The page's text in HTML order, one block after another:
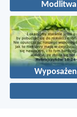
Modlitwa